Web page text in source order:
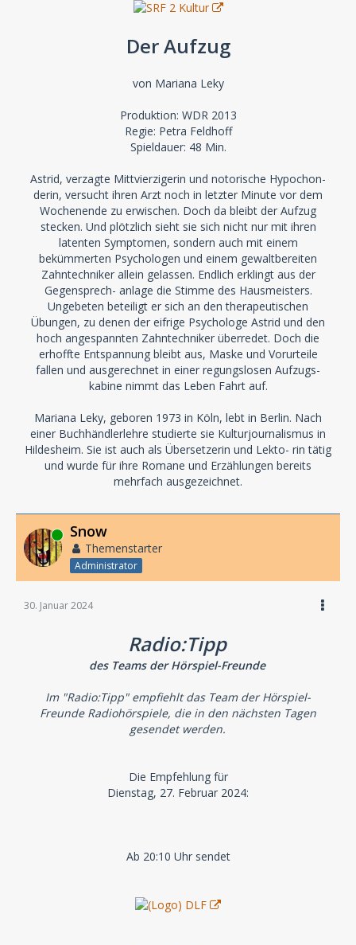
Der Aufzug
von Mariana Leky
Produktion: WDR 2013
Regie: Petra Feldhoff
Spieldauer: 48 Min.
Astrid, verzagte Mittvierzigerin und notorische Hypochon-
derin, versucht ihren Arzt noch in letzter Minute vor dem
Wochenende zu erwischen. Doch da bleibt der Aufzug
stecken. Und plötzlich sieht sie sich nicht nur mit ihren
latenten Symptomen, sondern auch mit einem
bekümmerten Psychologen und einem gewaltbereiten
Zahntechniker allein gelassen. Endlich erklingt aus der
Gegensprech- anlage die Stimme des Hausmeisters.
Ungebeten beteiligt er sich an den therapeutischen
Übungen, zu denen der eifrige Psychologe Astrid und den
hoch angespannten Zahntechniker überredet. Doch die
erhoffte Entspannung bleibt aus, Maske und Vorurteile
fallen und ausgerechnet in einer regungslosen Aufzugs-
kabine nimmt das Leben Fahrt auf.
Mariana Leky, geboren 1973 in Köln, lebt in Berlin. Nach
einer Buchhändlerlehre studierte sie Kulturjournalismus in
Hildesheim. Sie ist auch als Übersetzerin und Lekto- rin tätig
und wurde für ihre Romane und Erzählungen bereits
mehrfach ausgezeichnet.
Online Snow
Themenstarter
Administrator
30. Januar 2024
Radio:Tipp
des Teams der Hörspiel-Freunde
Im "Radio:Tipp" empfiehlt das Team der Hörspiel-
Freunde Radiohörspiele, die in den nächsten Tagen
gesendet werden.
Die Empfehlung für
Dienstag, 27. Februar 2024:
Ab 20:10 Uhr sendet